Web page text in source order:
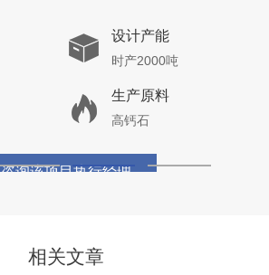
设计产能
时产2000吨
生产原料
高钙石
咨询该项目执行经理
相关文章